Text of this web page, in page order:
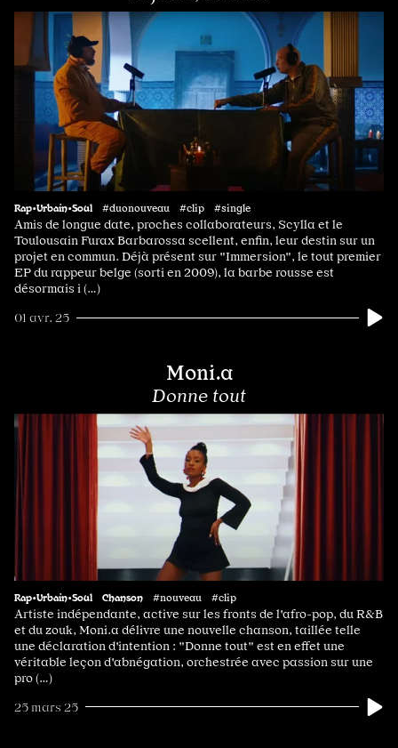
Rap•Urbain•Soul #duonouveau #clip #single
Amis de longue date, proches collaborateurs, Scylla et le
Toulousain Furax Barbarossa scellent, enfin, leur destin sur un
projet en commun. Déjà présent sur "Immersion", le tout premier
EP du rappeur belge (sorti en 2009), la barbe rousse est
désormais i (…)
01 avr. 25
Moni.a
Donne tout
Rap•Urbain•Soul Chanson #nouveau #clip
Artiste indépendante, active sur les fronts de l'afro-pop, du R&B
et du zouk, Moni.a délivre une nouvelle chanson, taillée telle
une déclaration d'intention : "Donne tout" est en effet une
véritable leçon d'abnégation, orchestrée avec passion sur une
pro (…)
25 mars 25